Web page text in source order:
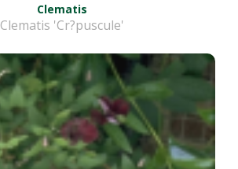
Clematis
Clematis 'Cr?puscule'